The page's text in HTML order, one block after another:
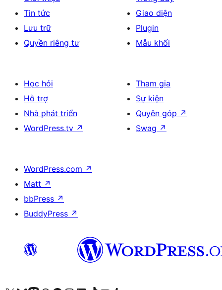
Tin tức
Lưu trữ
Quyền riêng tư
Giao diện
Plugin
Mẫu khối
Học hỏi
Hỗ trợ
Nhà phát triển
WordPress.tv ↗
Tham gia
Sự kiện
Quyên góp ↗
Swag ↗
WordPress.com ↗
Matt ↗
bbPress ↗
BuddyPress ↗